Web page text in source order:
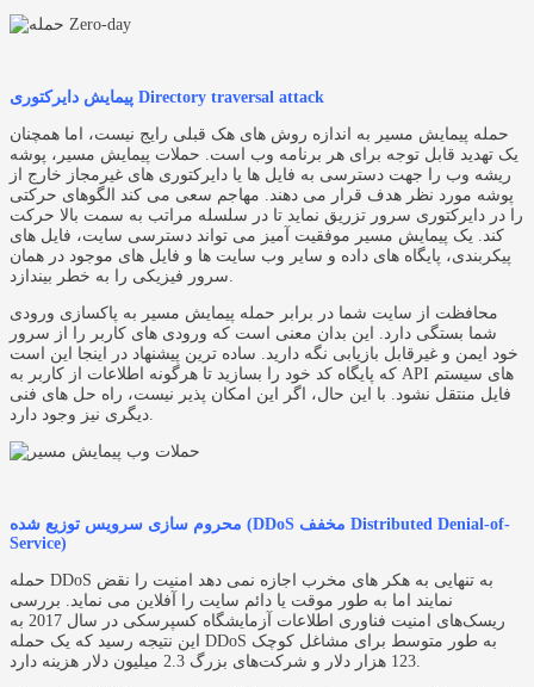
پیمایش دایرکتوری Directory traversal attack
حمله پیمایش مسیر به اندازه روش های هک قبلی رایج نیست، اما همچنان
یک تهدید قابل توجه برای هر برنامه وب است. حملات پیمایش مسیر، پوشه
ریشه وب را جهت دسترسی به فایل ها یا دایرکتوری های غیرمجاز خارج از
پوشه مورد نظر هدف قرار می دهند. مهاجم سعی می کند الگوهای حرکتی
را در دایرکتوری سرور تزریق نماید تا در سلسله مراتب به سمت بالا حرکت
کند. یک پیمایش مسیر موفقیت آمیز می تواند دسترسی سایت، فایل های
پیکربندی، پایگاه های داده و سایر وب سایت ها و فایل های موجود در همان
محافظت از سایت شما در برابر حمله پیمایش مسیر به پاکسازی ورودی
شما بستگی دارد. این بدان معنی است که ورودی های کاربر را از سرور
خود ایمن و غیرقابل بازیابی نگه دارید. ساده ترین پیشنهاد در اینجا این است
که پایگاه کد خود را بسازید تا هرگونه اطلاعات از کاربر به API های سیستم
فایل منتقل نشود. با این حال، اگر این امکان پذیر نیست، راه حل های فنی
محروم سازی سرویس توزیع شده (DDoS مخفف Distributed Denial-of-
Service)
حمله DDoS به تنهایی به هکر های مخرب اجازه نمی دهد امنیت را نقض
نمایند اما به طور موقت یا دائم سایت را آفلاین می نماید. بررسی
ریسک‌های امنیت فناوری اطلاعات آزمایشگاه کسپرسکی در سال 2017 به
این نتیجه رسید که یک حمله DDoS به طور متوسط برای مشاغل کوچک